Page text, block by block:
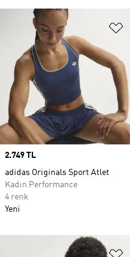
Price
2.749 TL
adidas Originals Sport Atlet
Kadın Performance
4 renk
Yeni